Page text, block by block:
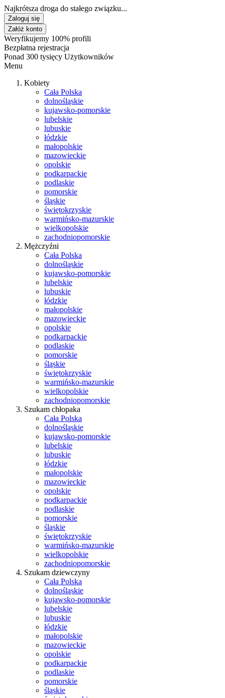
Najkrótsza droga do stałego związku...
Zaloguj się
Załóż konto
Weryfikujemy 100% profili
Bezpłatna rejestracja
Ponad 300 tysięcy Użytkowników
Menu
Kobiety
Cała Polska
dolnośląskie
kujawsko-pomorskie
lubelskie
lubuskie
łódzkie
małopolskie
mazowieckie
opolskie
podkarpackie
podlaskie
pomorskie
śląskie
świętokrzyskie
warmińsko-mazurskie
wielkopolskie
zachodniopomorskie
Mężczyźni
Cała Polska
dolnośląskie
kujawsko-pomorskie
lubelskie
lubuskie
łódzkie
małopolskie
mazowieckie
opolskie
podkarpackie
podlaskie
pomorskie
śląskie
świętokrzyskie
warmińsko-mazurskie
wielkopolskie
zachodniopomorskie
Szukam chłopaka
Cała Polska
dolnośląskie
kujawsko-pomorskie
lubelskie
lubuskie
łódzkie
małopolskie
mazowieckie
opolskie
podkarpackie
podlaskie
pomorskie
śląskie
świętokrzyskie
warmińsko-mazurskie
wielkopolskie
zachodniopomorskie
Szukam dziewczyny
Cała Polska
dolnośląskie
kujawsko-pomorskie
lubelskie
lubuskie
łódzkie
małopolskie
mazowieckie
opolskie
podkarpackie
podlaskie
pomorskie
śląskie